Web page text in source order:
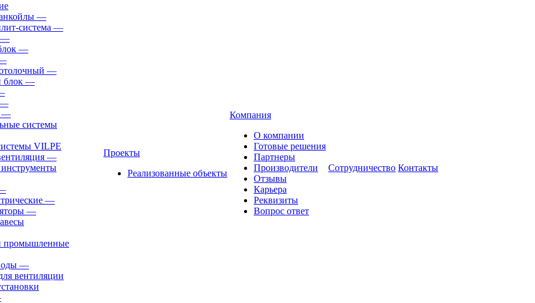
—
система —
—
—
—
блок —
—
системы
VILPE
—
—
—
промышленные
—
вентиляции
Проекты
Реализованные объекты
Компания
О компании
Готовые решения
Партнеры
Производители
Отзывы
Карьера
Реквизиты
Вопрос ответ
Сотрудничество Контакты